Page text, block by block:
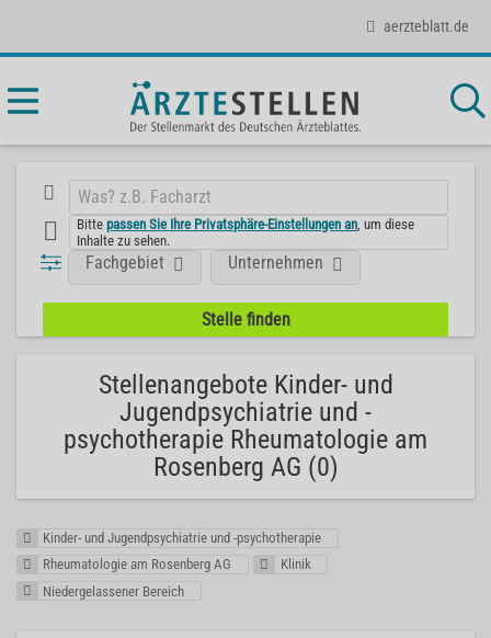
aerzteblatt.de
Bittepassen Sie Ihre Privatsphäre-Einstellungen an , um diese
Inhalte zu sehen.
Fachgebiet Unternehmen
Stellenangebote Kinder- und
Jugendpsychiatrie und -
psychotherapie Rheumatologie am
Rosenberg AG (0)
Kinder- und Jugendpsychiatrie und -psychotherapie
Rheumatologie am Rosenberg AG
Klinik
Niedergelassener Bereich